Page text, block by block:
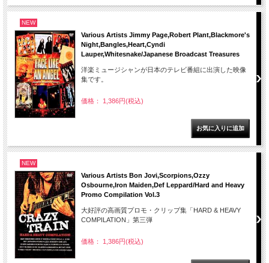
NEW
Various Artists Jimmy Page,Robert Plant,Blackmore's
Night,Bangles,Heart,Cyndi
Lauper,Whitesnake/Japanese Broadcast Treasures
洋楽ミュージシャンが日本のテレビ番組に出演した映像
集です。
価格： 1,386円(税込)
NEW
Various Artists Bon Jovi,Scorpions,Ozzy
Osbourne,Iron Maiden,Def Leppard/Hard and Heavy
Promo Compilation Vol.3
大好評の高画質プロモ・クリップ集「HARD & HEAVY
COMPILATION」第三弾
価格： 1,386円(税込)